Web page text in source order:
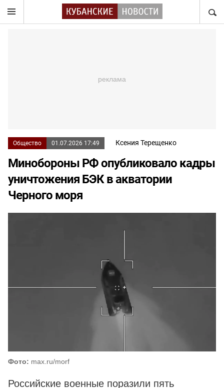
Общество 01.07.2026 17:49 Ксения Терещенко
Минобороны РФ опубликовало кадры
уничтожения БЭК в акватории
Черного моря
Фото: max.ru/morf
Российские военные поразили пять